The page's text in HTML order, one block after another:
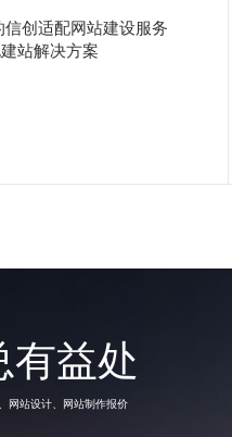
信创适配网站建设服务
站解决方案
有益处
网站设计、网站制作报价